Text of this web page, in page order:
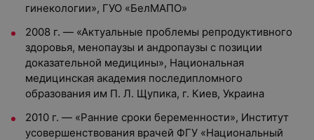
гинекологии», ГУО «БелМАПО»
2008 г. — «Актуальные проблемы репродуктивного
здоровья, менопаузы и андропаузы с позиции
доказательной медицины», Национальная
медицинская академия последипломного
образования им П. Л. Щупика, г. Киев, Украина
2010 г. — «Ранние сроки беременности», Институт
усовершенствования врачей ФГУ «Национальный